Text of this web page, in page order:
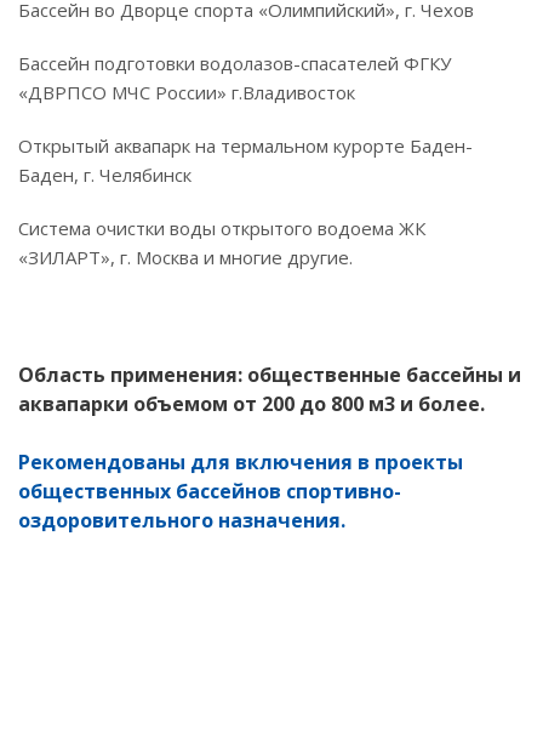
Бассейн во Дворце спорта «Олимпийский», г. Чехов
Бассейн подготовки водолазов-спасателей ФГКУ
«ДВРПСО МЧС России» г.Владивосток
Открытый аквапарк на термальном курорте Баден-
Баден, г. Челябинск
Система очистки воды открытого водоема ЖК
«ЗИЛАРТ», г. Москва и многие другие.
Область применения: общественные бассейны и
аквапарки объемом от 200 до 800 м3 и более.
Рекомендованы для включения в проекты
общественных бассейнов спортивно-
оздоровительного назначения.